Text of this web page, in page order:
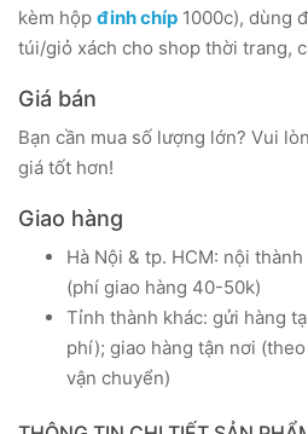
kèm hộp đinh chíp 1000c), dùng
túi/giỏ xách cho shop thời trang,
Giá bán
Bạn cần mua số lượng lớn? Vui
giá tốt hơn!
Giao hàng
Hà Nội & tp. HCM: nội
(phí giao hàng 40-50k)
Tỉnh thành khác: gửi hàng
phí); giao hàng tận nơi
vận chuyển)